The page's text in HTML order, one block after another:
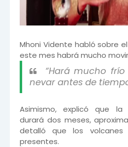
Mhoni Vidente habló sobre
este mes habrá mucho
“Hará mucho
nevar antes de
Asimismo, explicó que la
durará dos meses,
detalló que los volcanes
presentes.